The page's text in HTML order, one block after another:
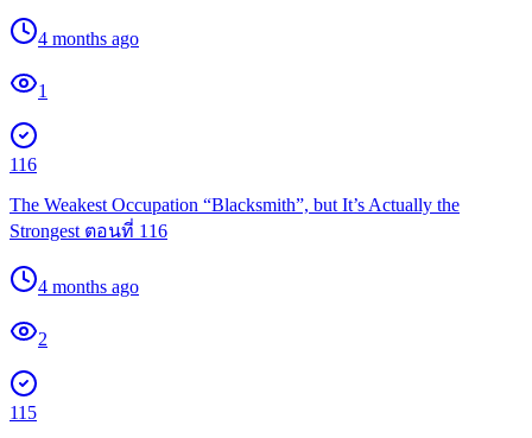
4 months ago
1
116
The Weakest Occupation “Blacksmith”, but It’s Actually the
Strongest ตอนที่ 116
4 months ago
2
115